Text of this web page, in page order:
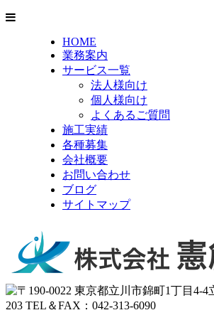
HOME
業務案内
サービス一覧
法人様向け
個人様向け
よくあるご質問
施工実績
各種募集
会社概要
お問い合わせ
ブログ
サイトマップ